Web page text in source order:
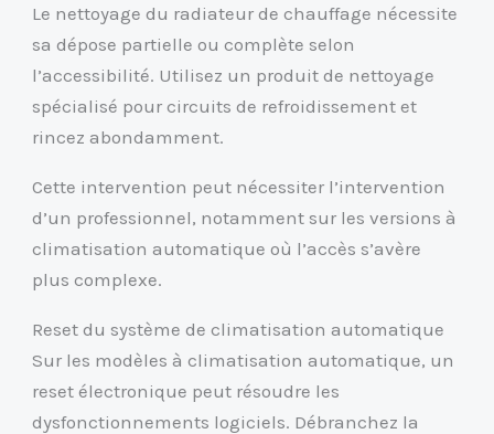
Le nettoyage du radiateur de chauffage nécessite
sa dépose partielle ou complète selon
l’accessibilité. Utilisez un produit de nettoyage
spécialisé pour circuits de refroidissement et
rincez abondamment.
Cette intervention peut nécessiter l’intervention
d’un professionnel, notamment sur les versions à
climatisation automatique où l’accès s’avère
plus complexe.
Reset du système de climatisation automatique
Sur les modèles à climatisation automatique, un
reset électronique peut résoudre les
dysfonctionnements logiciels. Débranchez la